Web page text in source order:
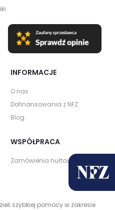
INFORMACJE
O nas
Dofinansowania z NFZ
Blog
WSPÓŁPRACA
Zamówienia hurtowe
szybkiej pomocy w zakresie